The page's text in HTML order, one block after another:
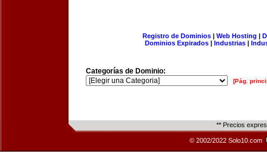
Registro de Dominios| Web Hosting |
Dominios Expirados | Industrias |
Categorías de Dominio:
[Pág.
** Precios
© 2002/2022 Solo10.com